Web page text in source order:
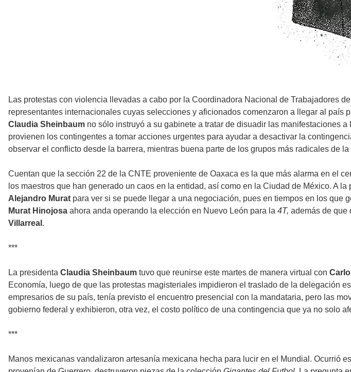
Las protestas con violencia llevadas a cabo por la Coordinadora Nacional de Trabajadores
representantes internacionales cuyas selecciones y aficionados comenzaron a llegar al
Claudia Sheinbaum no sólo instruyó a su gabinete a tratar de disuadir las manifestaciones
provienen los contingentes a tomar acciones urgentes para ayudar a desactivar la
observar el conflicto desde la barrera, mientras buena parte de los grupos más radicales de
Cuentan que la sección 22 de la CNTE proveniente de Oaxaca es la que más alarma en el
los maestros que han generado un caos en la entidad, así como en la Ciudad de México. A la
Alejandro Murat para ver si se puede llegar a una negociación, pues en tiempos en los que
Murat Hinojosa ahora anda operando la elección en Nuevo León para la 4T, además de que
Villarreal .
***
La presidenta Claudia Sheinbaum tuvo que reunirse este martes de manera virtual con
Economía, luego de que las protestas magisteriales impidieron el traslado de la delegación
empresarios de su país, tenía previsto el encuentro presencial con la mandataria, pero las
gobierno federal y exhibieron, otra vez, el costo político de una contingencia que ya no solo
***
Manos mexicanas vandalizaron artesanía mexicana hecha para lucir en el Mundial. Ocurrió